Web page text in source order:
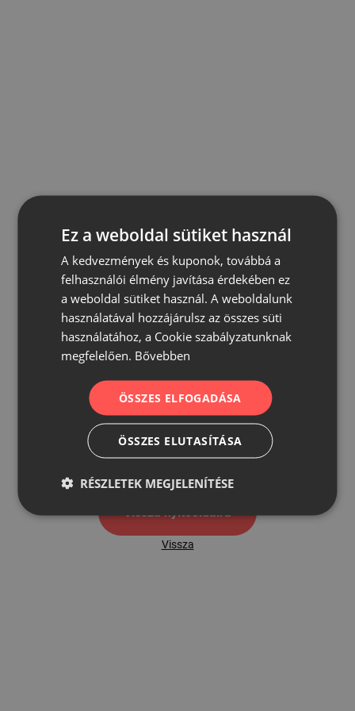
500
Vissza nyítóoldalra
Vissza
Ez a weboldal sütiket használ
A kedvezmények és kuponok, továbbá a
felhasználói élmény javítása érdekében ez
a weboldal sütiket használ. A weboldalunk
használatával hozzájárulsz az összes süti
használatához, a Cookie szabályzatunknak
megfelelően. Bővebben
ÖSSZES ELFOGADÁSA
ÖSSZES ELUTASÍTÁSA
RÉSZLETEK MEGJELENÍTÉSE